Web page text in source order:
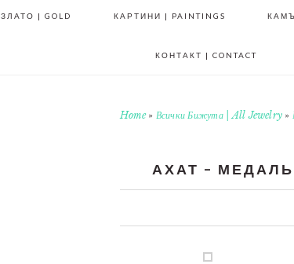
ЗЛАТО | GOLD КАРТИНИ | PAINTINGS
КОНТАКТ | CONTACT
Home» Всички Бижута | All Jewelry »
АХАТ –